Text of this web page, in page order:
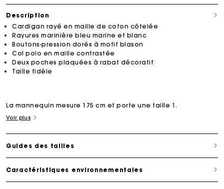
Description
Cardigan rayé en maille de coton côtelée
Rayures marinière bleu marine et blanc
Boutons-pression dorés à motif blason
Col polo en maille contrastée
Deux poches plaquées à rabat décoratif
Taille fidèle
La mannequin mesure 175 cm et porte une taille 1.
Voir plus
Guides des tailles
Caractéristiques environnementales